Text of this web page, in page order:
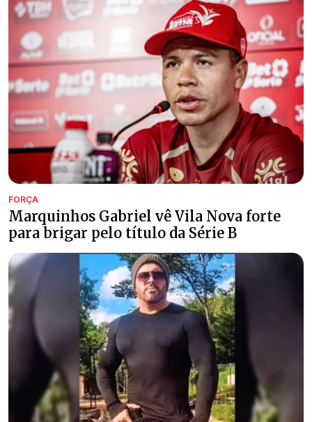
FORÇA
Marquinhos Gabriel vê Vila Nova forte
para brigar pelo título da Série B